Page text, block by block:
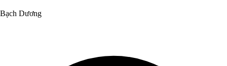
Bạch Dương